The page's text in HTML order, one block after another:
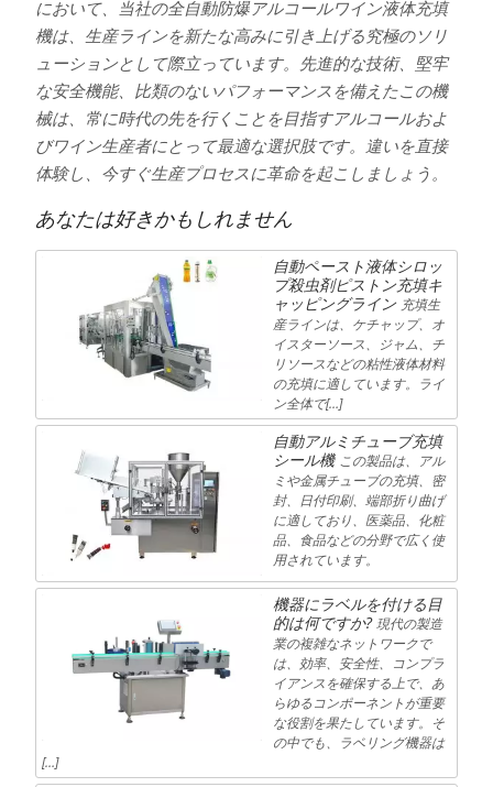
において、当社の全自動防爆アルコールワイン液体充填
機は、生産ラインを新たな高みに引き上げる究極のソリ
ューションとして際立っています。先進的な技術、堅牢
な安全機能、比類のないパフォーマンスを備えたこの機
械は、常に時代の先を行くことを目指すアルコールおよ
びワイン生産者にとって最適な選択肢です。違いを直接
体験し、今すぐ生産プロセスに革命を起こしましょう。
あなたは好きかもしれません
自動ペースト液体シロッ
プ殺虫剤ピストン充填キ
ャッピングライン 充填生
産ラインは、ケチャップ、オ
イスターソース、ジャム、チ
リソースなどの粘性液体材料
の充填に適しています。ライ
ン全体で[…]
自動アルミチューブ充填
シール機 この製品は、アル
ミや金属チューブの充填、密
封、日付印刷、端部折り曲げ
に適しており、医薬品、化粧
品、食品などの分野で広く使
用されています。
機器にラベルを付ける目
的は何ですか? 現代の製造
業の複雑なネットワークで
は、効率、安全性、コンプラ
イアンスを確保する上で、あ
らゆるコンポーネントが重要
な役割を果たしています。そ
の中でも、ラベリング機器は
[…]